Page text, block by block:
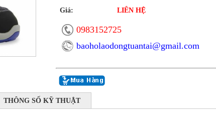
Giá: LIÊN HỆ
0983152725
baoholaodongtuantai@gmail.com
THÔNG SỐ KỸ THUẬT